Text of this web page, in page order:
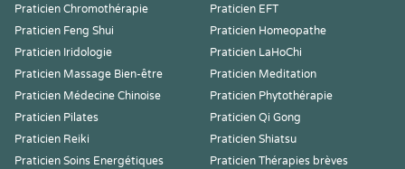
Praticien Chromothérapie
Praticien EFT
Praticien Feng Shui
Praticien Homeopathe
Praticien Iridologie
Praticien LaHoChi
Praticien Massage Bien-être
Praticien Meditation
Praticien Médecine Chinoise
Praticien Phytothérapie
Praticien Pilates
Praticien Qi Gong
Praticien Reiki
Praticien Shiatsu
Praticien Soins Energétiques
Praticien Thérapies brèves